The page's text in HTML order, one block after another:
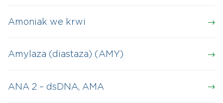
Amoniak we krwi
Amylaza (diastaza) (AMY)
ANA 2 – dsDNA, AMA